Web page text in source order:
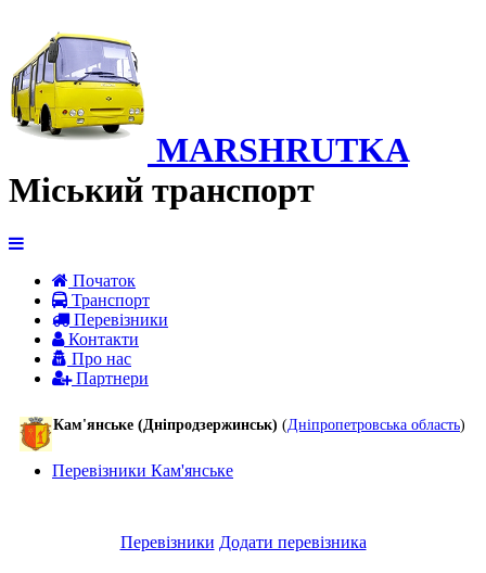
MARSHRUTKA
Міський транспорт
Початок
Транспорт
Перевiзники
Контакти
Про нас
Партнери
Кам'янське (Дніпродзержинськ) (Дніпропетровська область)
Перевізники Кам'янське
Перевізники Додати перевізника